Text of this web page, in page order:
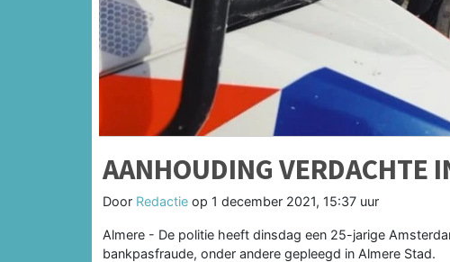
AANHOUDING VERDACHTE
Door Redactie op 1 december 2021, 15:37 uur
Almere - De politie heeft dinsdag een 25-jarige
bankpasfraude, onder andere gepleegd in Almere Stad.